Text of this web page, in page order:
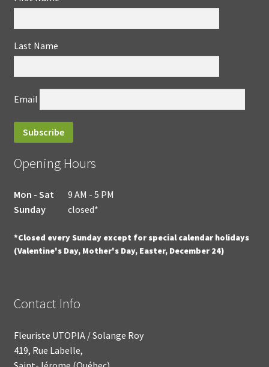
Last Name
Email
Opening Hours
Mon - Sat
9 AM - 5 PM
Sunday
closed*
*Closed every Sunday except for special calendar holidays
(Valentine's Day, Mother's Day, Easter, December 24)
Contact Info
Fleuriste UTOPIA / Solange Roy
419, Rue Labelle,